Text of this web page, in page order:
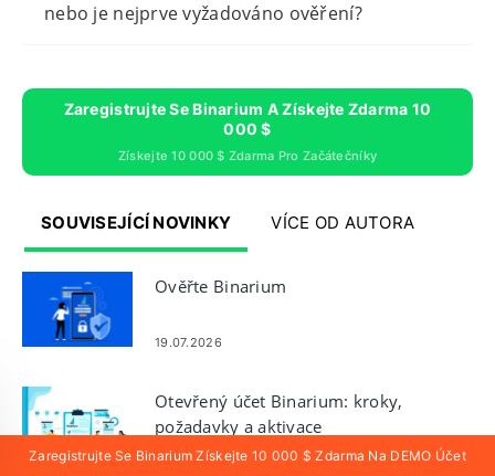
nebo je nejprve vyžadováno ověření?
Zaregistrujte Se Binarium A Získejte Zdarma 10
000 $
Získejte 10 000 $ Zdarma Pro Začátečníky
SOUVISEJÍCÍ NOVINKY VÍCE OD AUTORA
Ověřte Binarium
19.07.2026
Otevřený účet Binarium: kroky,
požadavky a aktivace
18.07.2026
Zaregistrujte Se Binarium Získejte 10 000 $ Zdarma Na DEMO Účet